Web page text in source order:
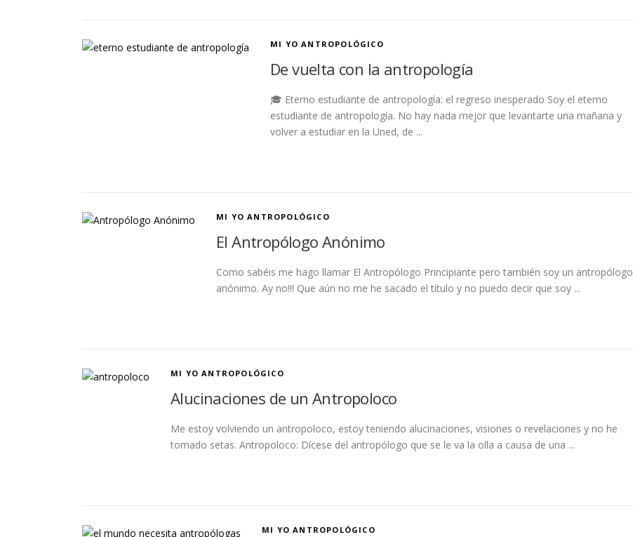
MI YO ANTROPOLÓGICO
De vuelta con la antropología
🎓 Eterno estudiante de antropología: el regreso inesperado Soy el eterno
estudiante de antropología. No hay nada mejor que levantarte una mañana y
volver a estudiar en la Uned, de ...
MI YO ANTROPOLÓGICO
El Antropólogo Anónimo
Como sabéis me hago llamar El Antropólogo Principiante pero también soy un antropólogo
anónimo. Ay no!!! Que aún no me he sacado el título y no puedo decir que soy ...
MI YO ANTROPOLÓGICO
Alucinaciones de un Antropoloco
Me estoy volviendo un antropoloco, estoy teniendo alucinaciones, visiones o revelaciones y no he
tomado setas. Antropoloco: Dícese del antropólogo que se le va la olla a causa de una ...
MI YO ANTROPOLÓGICO